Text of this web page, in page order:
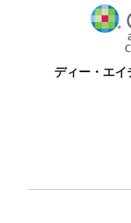
ディー・エイ